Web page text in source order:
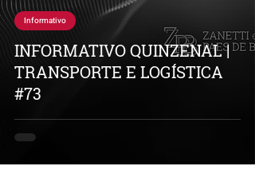
INFORMATIVO QUINZENAL |
TRANSPORTE E LOGÍSTICA
#73
Informativo